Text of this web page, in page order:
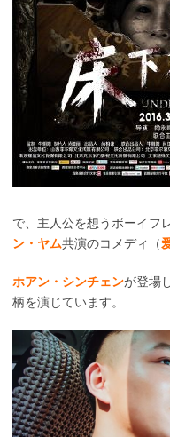
で、主人公を想うボーイフ
ン・ヤム共演のコメディ（
ホアン・シンチェンが登場
柄を演じています。